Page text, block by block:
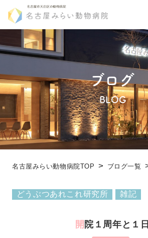
ブログ
BLOG
名古屋みらい動物病院TOP ブログ一覧
どうぶつあれこれ研究所 雑記
開院１周年と１日